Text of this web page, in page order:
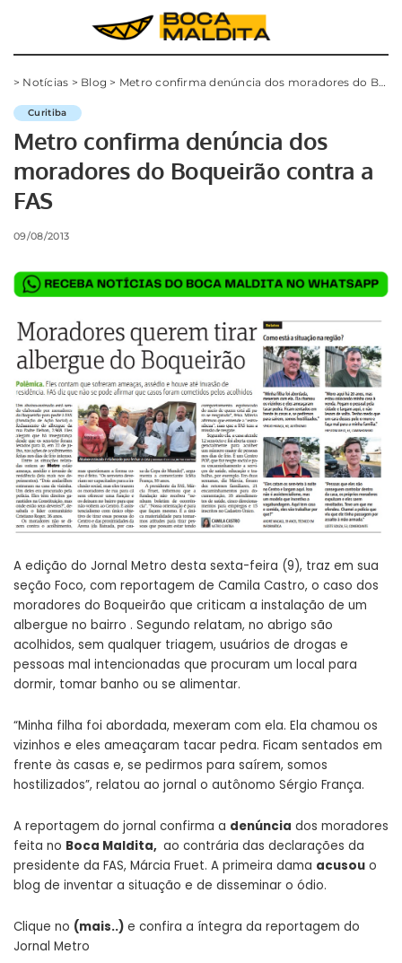
> Notícias > Blog > Metro confirma denúncia dos moradores do Boqueirão contra a FAS
Curitiba
Metro confirma denúncia dos
moradores do Boqueirão contra a
FAS
09/08/2013
A edição do Jornal Metro desta sexta-feira (9), traz em sua
seção Foco, com reportagem de Camila Castro, o caso dos
moradores do Boqueirão que criticam a instalação de um
albergue no bairro . Segundo relatam, no abrigo são
acolhidos, sem qualquer triagem, usuários de drogas e
pessoas mal intencionadas que procuram um local para
dormir, tomar banho ou se alimentar.
“Minha filha foi abordada, mexeram com ela. Ela chamou os
vizinhos e eles ameaçaram tacar pedra. Ficam sentados em
frente às casas e, se pedirmos para saírem, somos
hostilizados”, relatou ao jornal o autônomo Sérgio França.
A reportagem do jornal confirma a denúncia dos moradores
feita no Boca Maldita, ao contrária das declarações da
presidente da FAS, Márcia Fruet. A primeira dama acusou o
blog de inventar a situação e de disseminar o ódio.
Clique no (mais..) e confira a íntegra da reportagem do
Jornal Metro